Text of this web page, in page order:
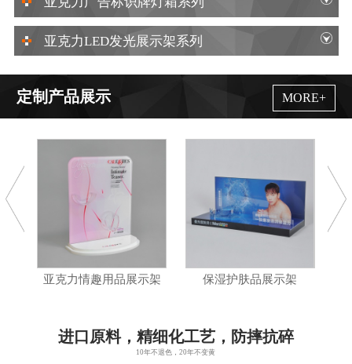
亚克力LED发光展示架系列
MORE+
定制产品展示
亚克力情趣用品展示架 保湿护肤品展示架
进口原料，精细化工艺，防摔抗碎
10年不退色，20年不变黄